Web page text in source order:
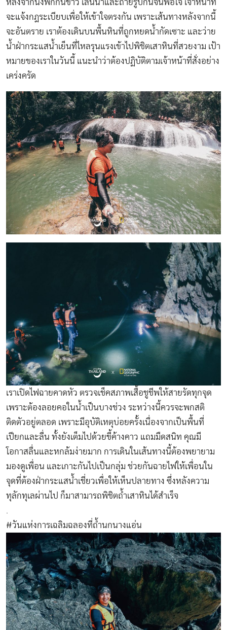
หลังจากนั่งพักกินข้าว เล่นน้ำและถ่ายรูปกันจนพอใจ เจ้าหน้าที่
จะแจ้งกฎระเบียบเพื่อให้เข้าใจตรงกัน เพราะเส้นทางหลังจากนี้
จะอันตราย เราต้องเดินบนพื้นหินที่ถูกหยดน้ำกัดเซาะ และว่าย
น้ำฝ่ากระแสน้ำเย็นที่ไหลรุนแรงเข้าไปพิชิตเสาหินที่สวยงาม เป้า
หมายของเราในวันนี้ แนะนำว่าต้องปฏิบัติตามเจ้าหน้าที่สั่งอย่าง
เคร่งครัด
เราเปิดไฟฉายคาดหัว ตรวจเช็คสภาพเสื้อชูชีพให้สายรัดทุกจุด
เพราะต้องลอยคอในน้ำเป็นบางช่วง ระหว่างนี้ควรจะพกสติ
ติดตัวอยู่ตลอด เพราะมีอุบัติเหตุบ่อยครั้งเนื่องจากเป็นพื้นที่
เปียกและลื่น ทั้งยังเต็มไปด้วยขี้ค้างคาว แถมมืดสนิท คุณมี
โอกาสลื่นและหกล้มง่ายมาก การเดินในเส้นทางนี้ต้องพยายาม
มองดูเพื่อน และเกาะกันไปเป็นกลุ่ม ช่วยกันฉายไฟให้เพื่อนใน
จุดที่ต้องฝ่ากระแสน้ำเชี่ยวเพื่อให้เห็นปลายทาง ซึ่งหลังความ
ทุลักทุเลผ่านไป ก็มาสามารถพิชิตถ้ำเสาหินได้สำเร็จ
.
#วันแห่งการเฉลิมฉลองที่ถ้ำนกนางแอ่น